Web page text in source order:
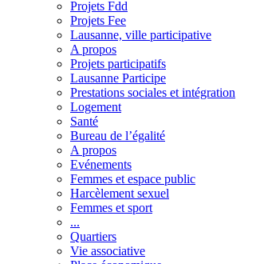
Projets Fdd
Projets Fee
Lausanne, ville participative
A propos
Projets participatifs
Lausanne Participe
Prestations sociales et intégration
Logement
Santé
Bureau de l’égalité
A propos
Evénements
Femmes et espace public
Harcèlement sexuel
Femmes et sport
...
Quartiers
Vie associative